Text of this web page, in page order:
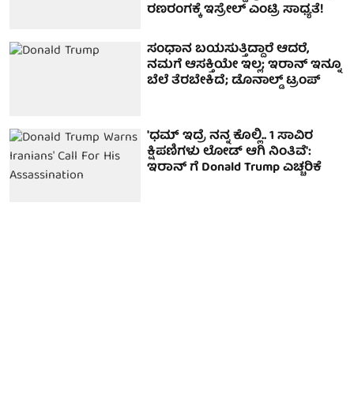
ರಣರಂಗಕ್ಕೆ ಇಸ್ರೇಲ್ ಎಂಟ್ರಿ ಸಾಧ್ಯತೆ!
ಸಂಧಾನ ಬಯಸುತ್ತಿದ್ದಾರೆ ಆದರೆ,
ನಮಗೆ ಆಸಕ್ತಿಯೇ ಇಲ್ಲ; ಇರಾನ್ ಇನ್ನೂ
ಬೆಲೆ ತೆರಬೇಕಿದೆ; ಡೊನಾಲ್ಡ್ ಟ್ರಂಪ್
'ಧಮ್ ಇದ್ರೆ ನನ್ನ ಕೊಲ್ಲಿ.. 1 ಸಾವಿರ
ಕ್ಷಿಪಣಿಗಳು ಲೋಡ್ ಆಗಿ ನಿಂತಿವೆ':
ಇರಾನ್ ಗೆ Donald Trump ಎಚ್ಚರಿಕೆ